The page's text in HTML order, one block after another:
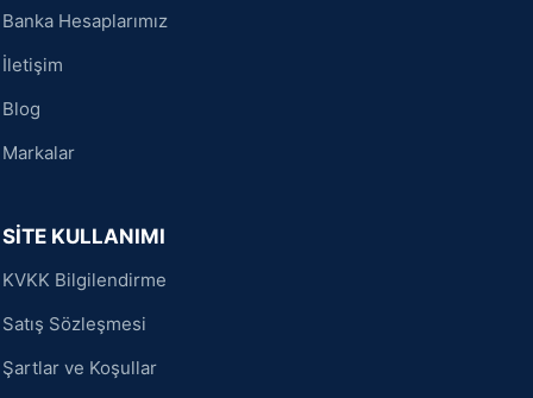
Banka Hesaplarımız
İletişim
Blog
Markalar
SİTE KULLANIMI
KVKK Bilgilendirme
Satış Sözleşmesi
Şartlar ve Koşullar